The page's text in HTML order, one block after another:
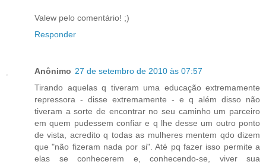
Valew pelo comentário! ;)
Responder
Anônimo 27 de setembro de 2010 às 07:57
Tirando aquelas q tiveram uma educação extremamente
repressora - disse extremamente - e q além disso não
tiveram a sorte de encontrar no seu caminho um parceiro
em quem pudessem confiar e q lhe desse um outro ponto
de vista, acredito q todas as mulheres mentem qdo dizem
que "não fizeram nada por si". Até pq fazer isso permite a
elas se conhecerem e, conhecendo-se, viver sua